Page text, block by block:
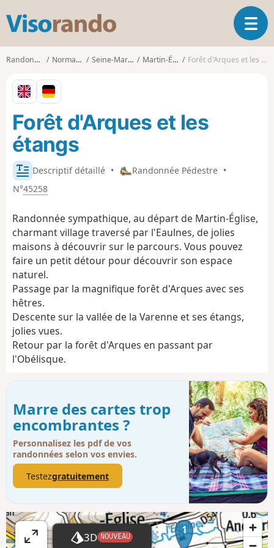
s
o
o
O
u
v
i
Randonnées Normandie Seine-Maritime Martin-Église Forêt d'Arques et les étangs
Descriptif détaillé • Randonnée Pédestre •
N°45258
Forêt d'Arques et les
étangs
Randonnée sympathique, au départ de Martin-Église,
charmant village traversé par l'Eaulnes, de jolies
maisons à découvrir sur le parcours. Vous pouvez
faire un petit détour pour découvrir son espace
naturel.
Passage par la magnifique forêt d'Arques avec ses
hêtres.
Descente sur la vallée de la Varenne et ses étangs,
jolies vues.
Retour par la forêt d'Arques en passant par
l'Obélisque.
Marre des cartes trop
encombrantes ?
Personnalisez les pdf de vos
randonnées selon vos envies.
Testezgratuitement
A
3D NOUVEAU
1